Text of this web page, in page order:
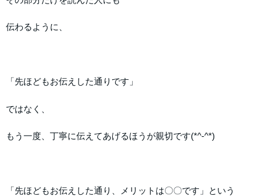
伝わるように、
「先ほどもお伝えした通りです」
ではなく、
もう一度、丁寧に伝えてあげるほうが親切です(*^-^*)
「先ほどもお伝えした通り、メリットは〇〇です」という